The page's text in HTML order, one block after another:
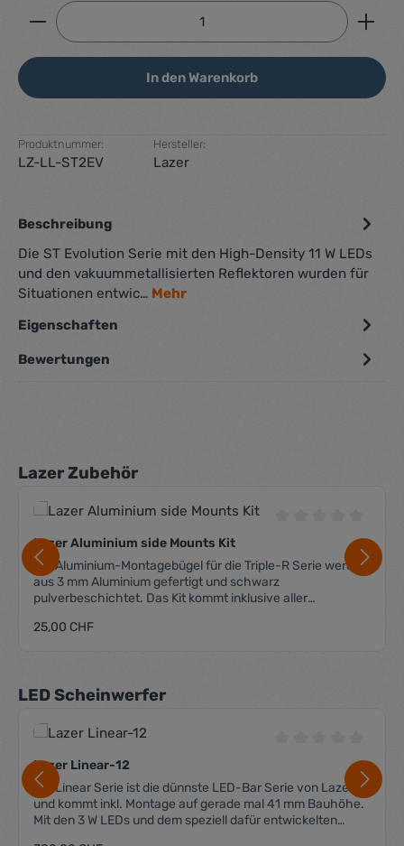
Produkt Anzahl: Gib den gewünschten Wert ein
In den Warenkorb
Produktnummer:
LZ-LL-ST2EV
Hersteller:
Lazer
Beschreibung
Die ST Evolution Serie mit den High-Density 11 W LEDs
und den vakuummetallisierten Reflektoren wurden für
Situationen entwic… Mehr
Eigenschaften
Bewertungen
Produktgalerie überspringen
Lazer Zubehör
Durchschnittliche
Lazer Aluminium side Mounts Kit
Die Aluminium-Montagebügel für die Triple-R Serie werden
aus 3 mm Aluminium gefertigt und schwarz
pulverbeschichtet. Das Kit kommt inklusive aller
Regulärer Preis:
25,00 CHF
Produktgalerie überspringen
LED Scheinwerfer
Durchschnittliche
Lazer Linear-12
Die Linear Serie ist die dünnste LED-Bar Serie von Lazer
und kommt inkl. Montage auf gerade mal 41 mm Bauhöhe.
Mit den 3 W LEDs und dem speziell dafür entwickelten